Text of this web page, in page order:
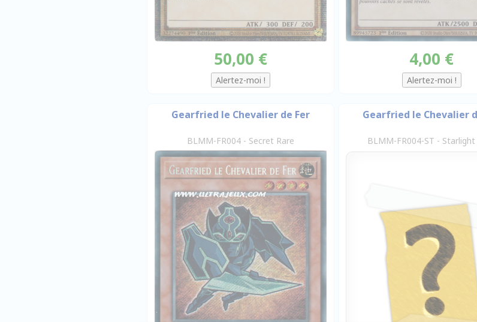
50,00 € 4,00 €
Gearfried le Chevalier de Fer
BLMM-FR004 - Secret Rare
Gearfried le Chevalier
BLMM-FR004-ST - Starlight